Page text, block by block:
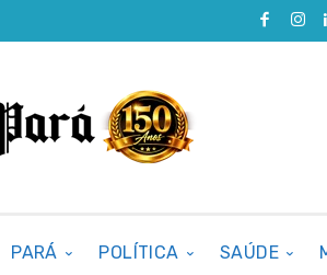
PARÁ POLÍTICA SAÚDE